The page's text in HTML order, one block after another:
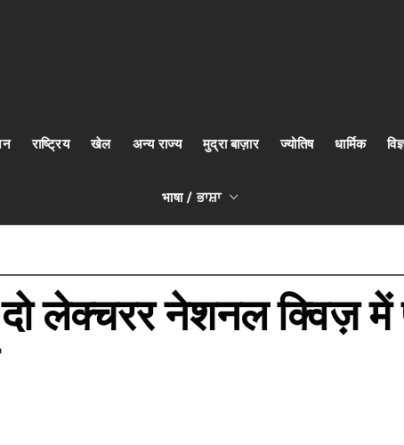
राष्ट्रिय खेल अन्य राज्य मुद्रा बाज़ार ज्योतिष धार्मिक
भाषा / ਭਾਸ਼ਾ
लेक्चरर नेशनल क्विज़